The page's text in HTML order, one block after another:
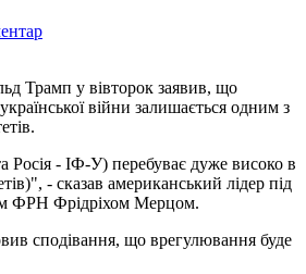
Трамп у вівторок заявив, що
війни залишається одним з
Росія - ІФ-У) перебуває дуже високо в
- сказав американський лідер під
ФРН Фрідріхом Мерцом.
сподівання, що врегулювання буде